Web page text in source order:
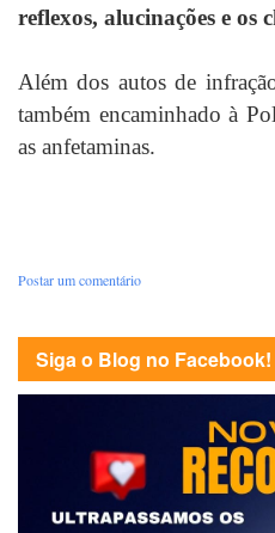
reflexos, alucinações e os
Além dos autos de
também encaminhado à
as anfetaminas.
Postar um comentário
Siga o Blog no Facebook!